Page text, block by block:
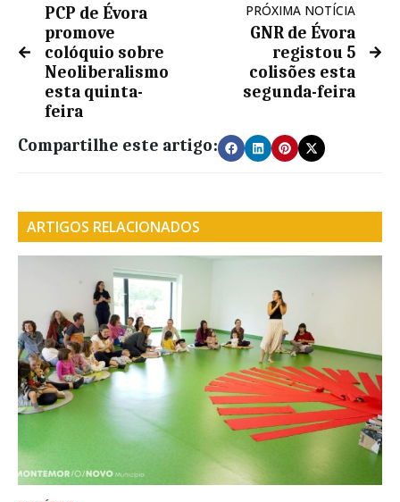
PCP de Évora
promove
colóquio sobre
Neoliberalismo
esta quinta-
feira
PRÓXIMA NOTÍCIA
GNR de Évora
registou 5
colisões esta
segunda-feira
Compartilhe este artigo:
ARTIGOS RELACIONADOS